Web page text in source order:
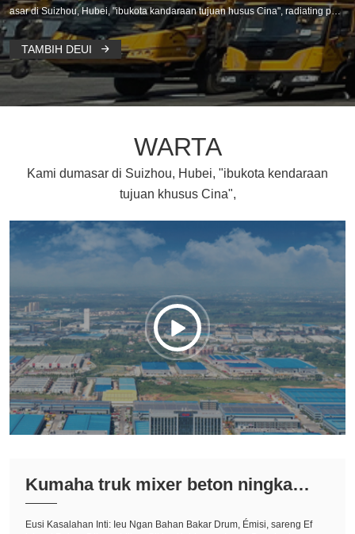
asar di Suizhou, Hubei, "ibukota kandaraan tujuan husus Cina", radiating pas
ar global, bringing babarengan sumberdaya unggulan Cina urang OEM, deal
ers jeung suku cadang manufac
TAMBIH DEUI 
WARTA
Kami dumasar di Suizhou, Hubei, "ibukota kendaraan
tujuan khusus Cina",

Kumaha truk mixer beton ningkatk
eun sustainabi ...<
Eusi Kasalahan Inti: Ieu Ngan Bahan Bakar Drum, Émisi, sareng Ef